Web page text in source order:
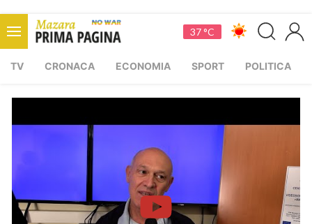
37 °C
TV CRONACA ECONOMIA SPORT POLITICA